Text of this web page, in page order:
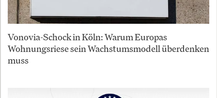
Vonovia-Schock in Köln: Warum Europas
Wohnungsriese sein Wachstumsmodell überdenken
muss